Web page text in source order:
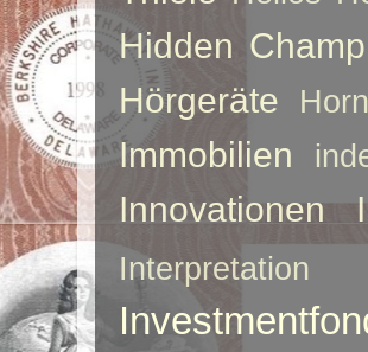
Hidden
Hörgeräte
Immobilien
Innovationen
Interpretation